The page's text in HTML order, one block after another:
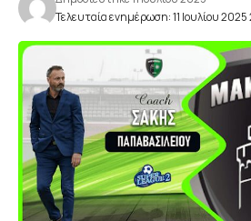
Τελευταία ενημέρωση: 11 Ιουλίου